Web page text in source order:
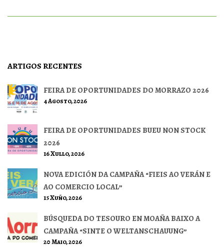
ARTIGOS RECENTES
FEIRA DE OPORTUNIDADES DO MORRAZO 2026
4 Agosto, 2026
FEIRA DE OPORTUNIDADES BUEU NON STOCK
2026
16 Xullo, 2026
NOVA EDICIÓN DA CAMPAÑA “FIEIS AO VERÁN E
AO COMERCIO LOCAL”
15 Xuño, 2026
BÚSQUEDA DO TESOURO EN MOAÑA BAIXO A
CAMPAÑA “SINTE O WELTANSCHAUUNG”
20 Maio, 2026